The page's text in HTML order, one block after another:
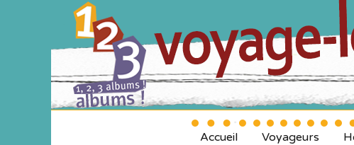
Accueil Voyageurs